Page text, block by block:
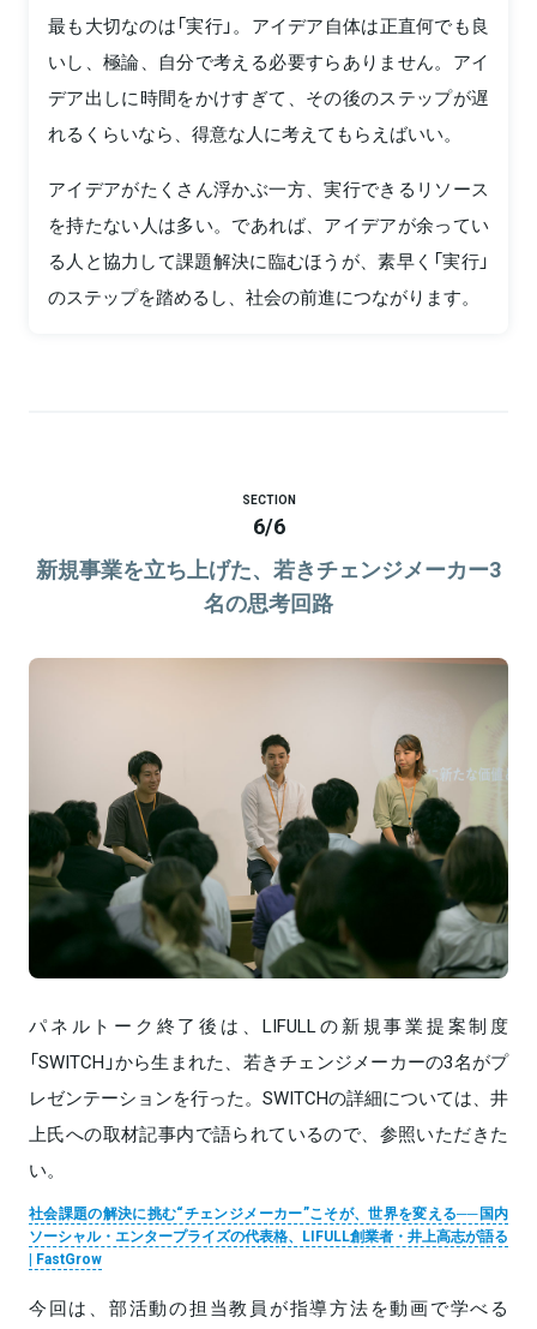
最も大切なのは「実行」。アイデア自体は正直何でも良
いし、極論、自分で考える必要すらありません。アイ
デア出しに時間をかけすぎて、その後のステップが遅
れるくらいなら、得意な人に考えてもらえばいい。
アイデアがたくさん浮かぶ一方、実行できるリソース
を持たない人は多い。であれば、アイデアが余ってい
る人と協力して課題解決に臨むほうが、素早く「実行」
のステップを踏めるし、社会の前進につながります。
SECTION
6/6
新規事業を立ち上げた、若きチェンジメーカー3
名の思考回路
パネルトーク終了後は、LIFULLの新規事業提案制度
「SWITCH」から生まれた、若きチェンジメーカーの3名がプ
レゼンテーションを行った。SWITCHの詳細については、井
上氏への取材記事内で語られているので、参照いただきた
い。
社会課題の解決に挑む“チェンジメーカー”こそが、世界を変える──国内
ソーシャル・エンタープライズの代表格、LIFULL創業者・井上高志が語る
| FastGrow
今回は、部活動の担当教員が指導方法を動画で学べる